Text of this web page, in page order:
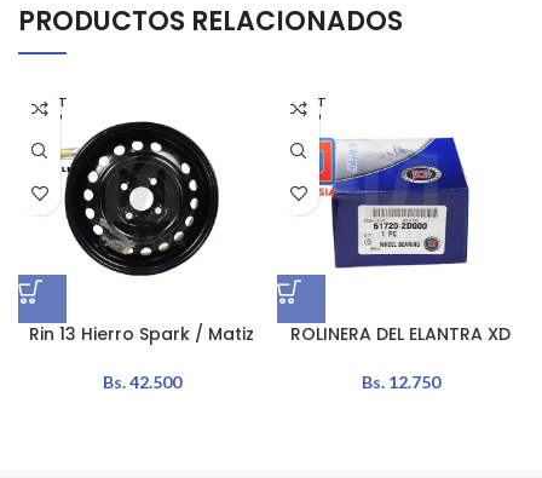
PRODUCTOS RELACIONADOS
AGOT
ADO
Rin 13 Hierro Spark / Matiz
Bs.42.500
AGOT
ADO
ROLINERA DEL ELANTRA XD
Bs.12.750